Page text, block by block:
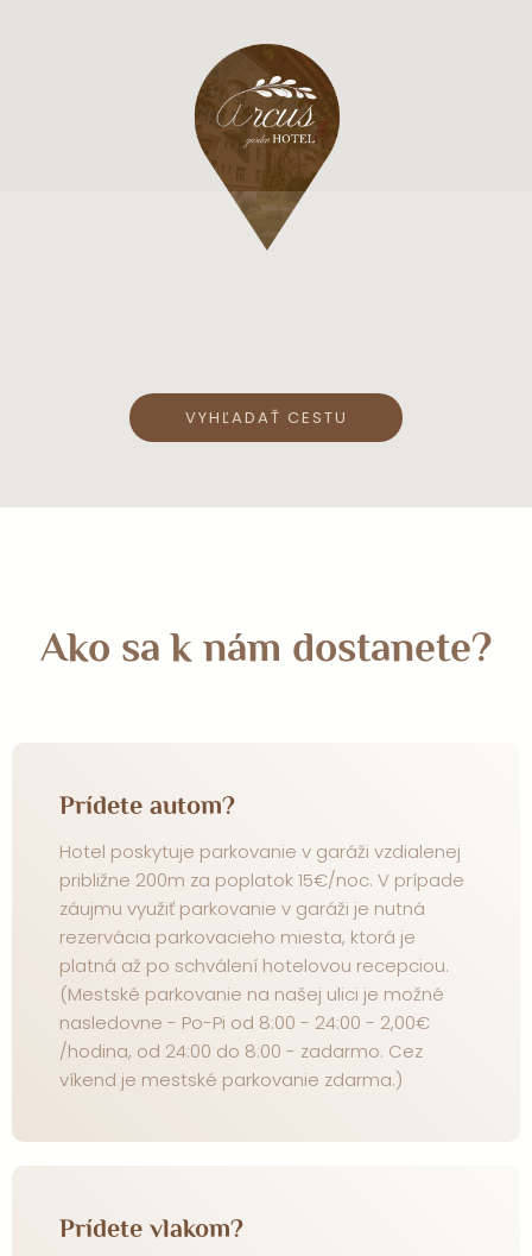
VYHĽADAŤ CESTU
Ako sa k nám dostanete?
Prídete autom?
Hotel poskytuje parkovanie v garáži vzdialenej
približne 200m za poplatok 15€/noc. V prípade
záujmu využiť parkovanie v garáži je nutná
rezervácia parkovacieho miesta, ktorá je
platná až po schválení hotelovou recepciou.
(Mestské parkovanie na našej ulici je možné
nasledovne - Po-Pi od 8:00 - 24:00 - 2,00€
/hodina, od 24:00 do 8:00 - zadarmo. Cez
víkend je mestské parkovanie zdarma.)
Prídete vlakom?